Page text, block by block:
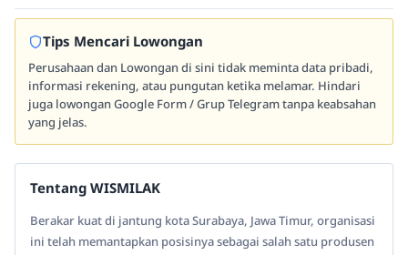
Tips Mencari Lowongan
Perusahaan dan Lowongan di sini tidak meminta data pribadi,
informasi rekening, atau pungutan ketika melamar. Hindari
juga lowongan Google Form / Grup Telegram tanpa keabsahan
yang jelas.
Tentang WISMILAK
Berakar kuat di jantung kota Surabaya, Jawa Timur, organisasi
ini telah memantapkan posisinya sebagai salah satu produsen